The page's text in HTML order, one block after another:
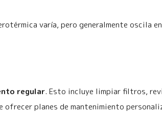
varía, pero generalmente oscila
regular. Esto incluye limpiar filtros,
planes de mantenimiento